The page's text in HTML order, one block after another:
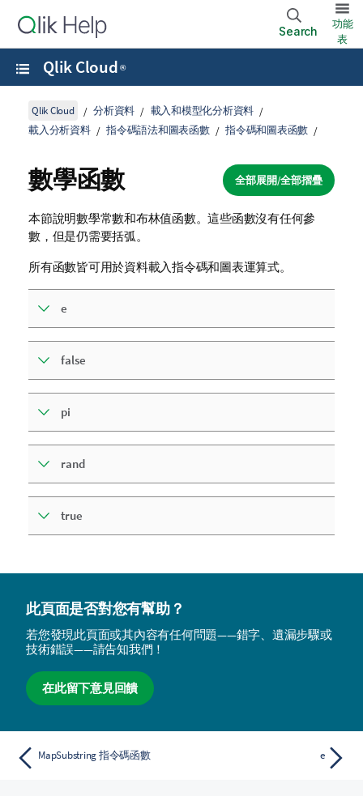
Search
功能
表
Qlik Cloud ®
Qlik Cloud 分析資料
載入和模型化分析資料
載入分析資料
指令碼語法和圖表函數 指令碼和圖表函數
全部展開/全部摺疊
數學函數
本節說明數學常數和布林值函數。這些函數沒有任何參
數，但是仍需要括弧。
所有函數皆可用於資料載入指令碼和圖表運算式。
e
false
pi
rand
true
此頁面是否對您有幫助？
若您發現此頁面或其內容有任何問題——錯字、遺漏步驟或
技術錯誤——請告知我們！
在此留下意見回饋
MapSubstring 指令碼函數 e